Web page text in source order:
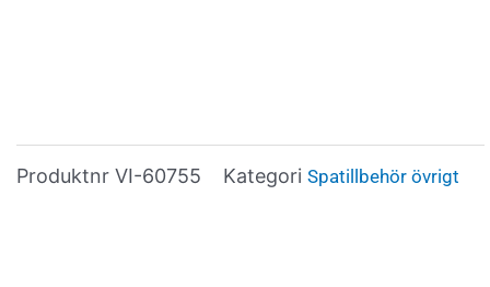
Produktnr VI-60755 Kategori Spatillbehör övrigt